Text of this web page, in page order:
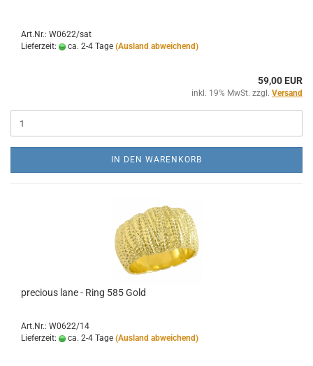
Art.Nr.: W0622/sat
Lieferzeit:
ca. 2-4 Tage (Ausland abweichend)
59,00 EUR
inkl. 19% MwSt. zzgl. Versand
IN DEN WARENKORB
precious lane - Ring 585 Gold
Art.Nr.: W0622/14
Lieferzeit:
ca. 2-4 Tage (Ausland abweichend)